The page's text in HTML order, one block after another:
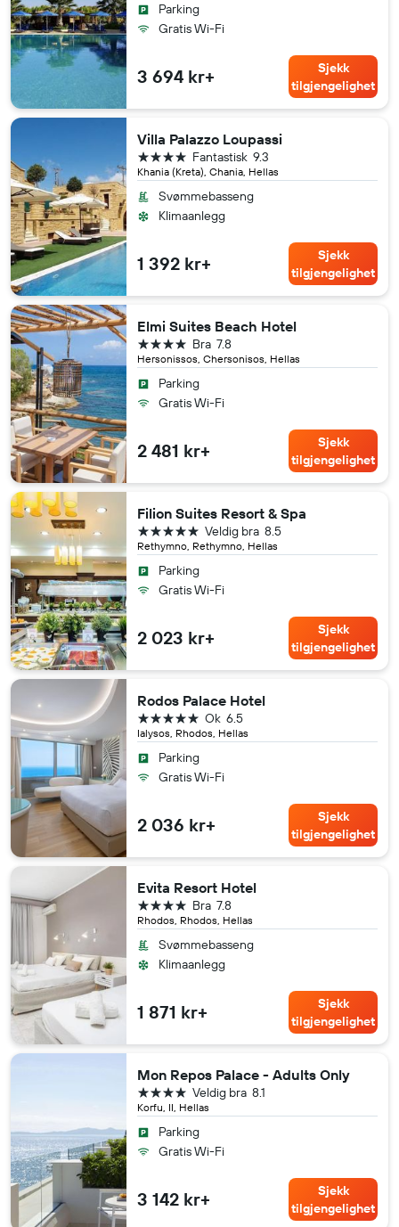
Parking
Gratis Wi-Fi
3 694 kr+
Sjekk
tilgjengelighet
Villa Palazzo Loupassi
Khania (Kreta), Chania, Hellas
9.3
Fantastisk
4 stjerner
Svømmebasseng
Klimaanlegg
1 392 kr+
Sjekk
tilgjengelighet
Elmi Suites Beach Hotel
Hersonissos, Chersonisos, Hellas
7.8
Bra
4 stjerner
Parking
Gratis Wi-Fi
2 481 kr+
Sjekk
tilgjengelighet
Filion Suites Resort & Spa
Rethymno, Rethymno, Hellas
8.5
Veldig bra
5 stjerner
Parking
Gratis Wi-Fi
2 023 kr+
Sjekk
tilgjengelighet
Rodos Palace Hotel
Ialysos, Rhodos, Hellas
6.5
Ok
5 stjerner
Parking
Gratis Wi-Fi
2 036 kr+
Sjekk
tilgjengelighet
Evita Resort Hotel
Rhodos, Rhodos, Hellas
7.8
Bra
4 stjerner
Svømmebasseng
Klimaanlegg
1 871 kr+
Sjekk
tilgjengelighet
Mon Repos Palace - Adults Only
Korfu, II, Hellas
8.1
Veldig bra
4 stjerner
Parking
Gratis Wi-Fi
3 142 kr+
Sjekk
tilgjengelighet